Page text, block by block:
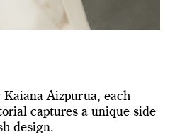
Kaiana Aizpurua, each
captures a unique side
design.